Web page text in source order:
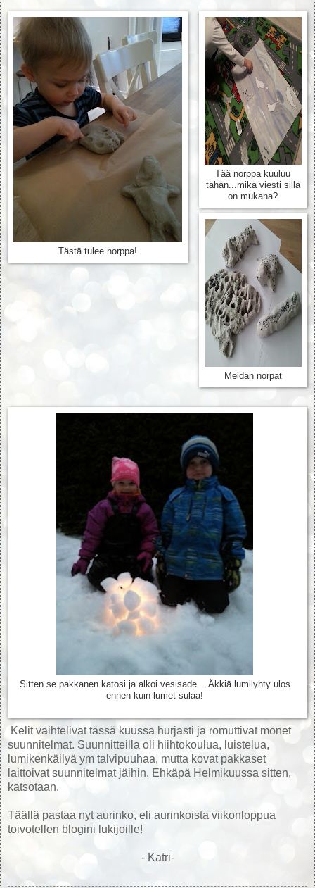
Tästä tulee norppa!
Tää norppa kuuluu
tähän...mikä viesti sillä
on mukana?
Meidän norpat
Sitten se pakkanen katosi ja alkoi vesisade....Äkkiä lumilyhty ulos
ennen kuin lumet sulaa!
Kelit vaihtelivat tässä kuussa hurjasti ja romuttivat monet
suunnitelmat. Suunnitteilla oli hiihtokoulua, luistelua,
lumikenkäilyä ym talvipuuhaa, mutta kovat pakkaset
laittoivat suunnitelmat jäihin. Ehkäpä Helmikuussa sitten,
katsotaan.
Täällä pastaa nyt aurinko, eli aurinkoista viikonloppua
toivotellen blogini lukijoille!
- Katri-